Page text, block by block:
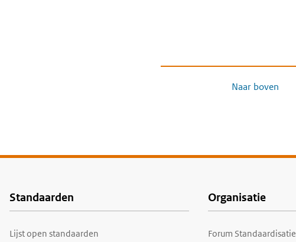
Naar boven
Voet
Standaarden
Lijst open standaarden
Organisatie
Forum Standaardisatie